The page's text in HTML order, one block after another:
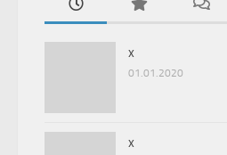
x
01.01.2020
x